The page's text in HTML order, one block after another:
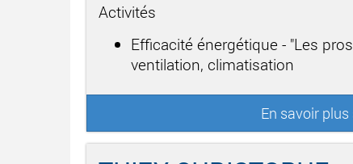
Activités
Efficacité énergétique - "Les
ventilation, climatisation
En savoir plus